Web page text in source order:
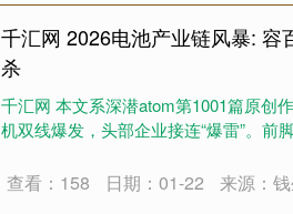
千汇网 2026电池产业链风暴:
杀
千汇网 本文系深潜atom第1001篇原创
机双线爆发，头部企业接连“爆雷”。前
查看：158 日期：01-22 来源：